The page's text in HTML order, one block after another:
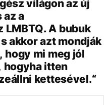
világon az új
az a
LMBTQ. A bubuk
akkor azt mondják
hogy mi meg jól
hogyha itten
kettesével.“